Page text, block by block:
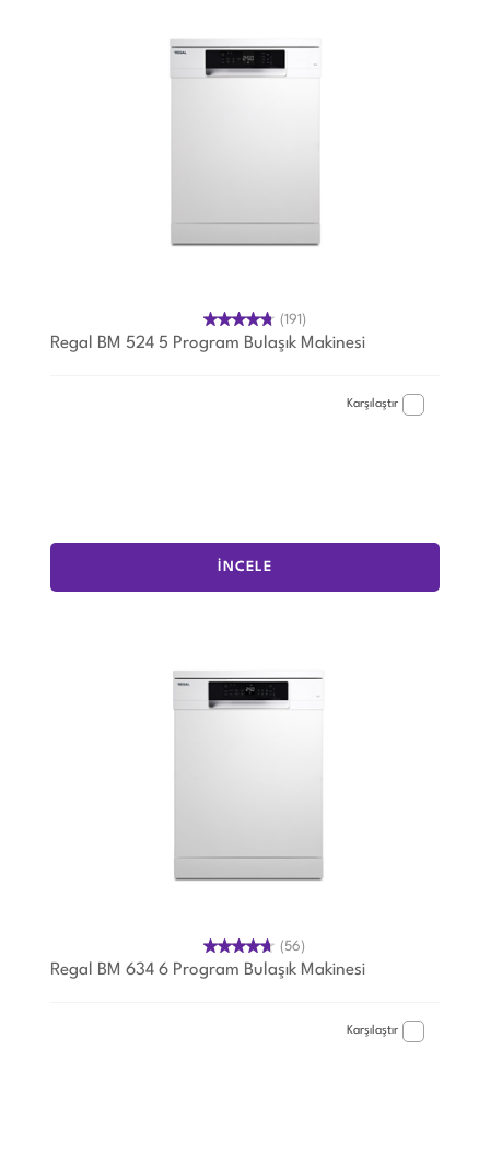
(191)
Regal BM 524 5 Program Bulaşık Makinesi
Karşılaştır
İNCELE
(56)
Regal BM 634 6 Program Bulaşık Makinesi
Karşılaştır